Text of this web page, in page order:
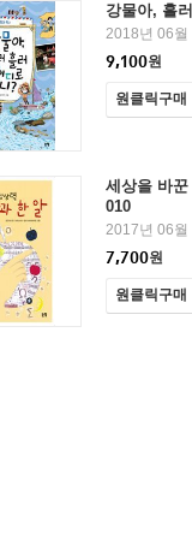
강물아, 흘
2018년 06월
9,100원
원클릭구매
세상을 바
010
2017년 06월
7,700원
원클릭구매